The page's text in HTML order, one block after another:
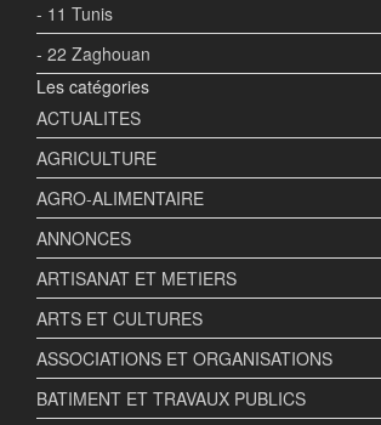
- 11 Tunis
- 22 Zaghouan
Les catégories
ACTUALITES
AGRICULTURE
AGRO-ALIMENTAIRE
ANNONCES
ARTISANAT ET METIERS
ARTS ET CULTURES
ASSOCIATIONS ET ORGANISATIONS
BATIMENT ET TRAVAUX PUBLICS